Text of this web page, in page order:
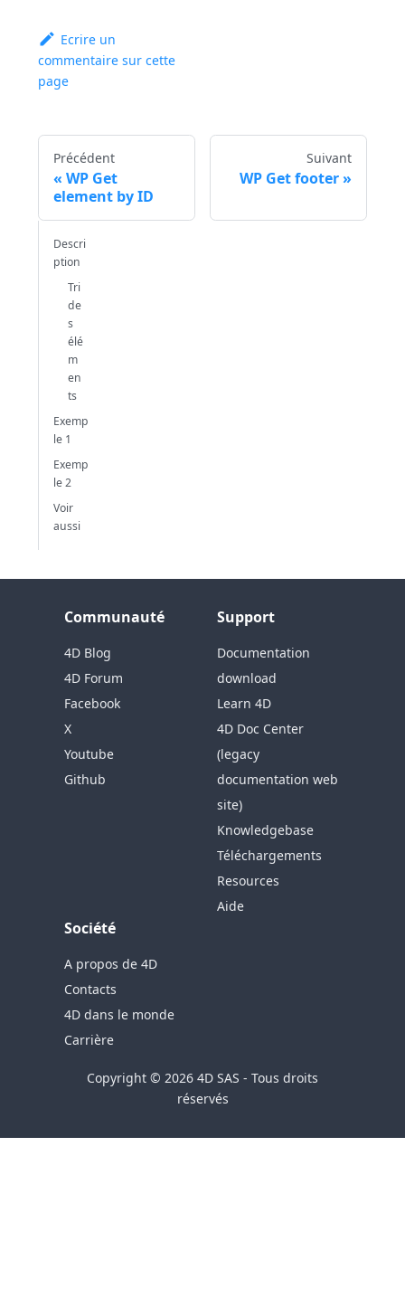
Ecrire un
commentaire sur cette
page
Précédent
WP Get
element by ID
Suivant
WP Get footer
Descri
ption
Tri
de
s
élé
m
en
ts
Exemp
le 1
Exemp
le 2
Voir
aussi
Communauté
4D Blog
4D Forum
Facebook
X
Youtube
Github
Support
Documentation
download
Learn 4D
4D Doc Center
(legacy
documentation web
site)
Knowledgebase
Téléchargements
Resources
Aide
Société
A propos de 4D
Contacts
4D dans le monde
Carrière
Copyright © 2026 4D SAS - Tous droits
réservés